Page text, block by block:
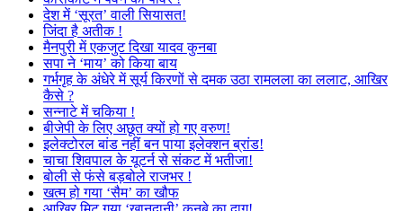
देश में ‘सूरत’ वाली सियासत!
जिंदा है अतीक !
मैनपुरी में एकजुट दिखा यादव कुनबा
सपा ने ‘माय’ को किया बाय
गर्भगृह के अंधेरे में सूर्य किरणों से दमक उठा रामलला का ललाट, आखिर
कैसे ?
सन्नाटे में चकिया !
बीजेपी के लिए अछूत क्यों हो गए वरुण!
इलेक्टोरल बांड नहीं बन पाया इलेक्शन ब्रांड!
चाचा शिवपाल के यूटर्न से संकट में भतीजा!
बोली से फंसे बड़बोले राजभर !
खत्म हो गया ‘सैम’ का खौफ